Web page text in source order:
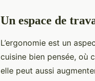
Un espace de
L’ergonomie est un
cuisine bien pensée, où
elle peut aussi